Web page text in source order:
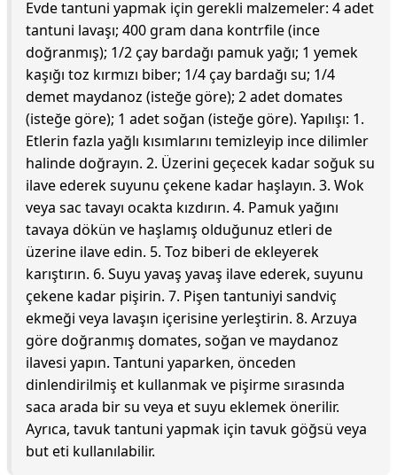
Evde tantuni yapmak için gerekli malzemeler: 4 adet
tantuni lavaşı; 400 gram dana kontrfile (ince
doğranmış); 1/2 çay bardağı pamuk yağı; 1 yemek
kaşığı toz kırmızı biber; 1/4 çay bardağı su; 1/4
demet maydanoz (isteğe göre); 2 adet domates
(isteğe göre); 1 adet soğan (isteğe göre). Yapılışı: 1.
Etlerin fazla yağlı kısımlarını temizleyip ince dilimler
halinde doğrayın. 2. Üzerini geçecek kadar soğuk su
ilave ederek suyunu çekene kadar haşlayın. 3. Wok
veya sac tavayı ocakta kızdırın. 4. Pamuk yağını
tavaya dökün ve haşlamış olduğunuz etleri de
üzerine ilave edin. 5. Toz biberi de ekleyerek
karıştırın. 6. Suyu yavaş yavaş ilave ederek, suyunu
çekene kadar pişirin. 7. Pişen tantuniyi sandviç
ekmeği veya lavaşın içerisine yerleştirin. 8. Arzuya
göre doğranmış domates, soğan ve maydanoz
ilavesi yapın. Tantuni yaparken, önceden
dinlendirilmiş et kullanmak ve pişirme sırasında
saca arada bir su veya et suyu eklemek önerilir.
Ayrıca, tavuk tantuni yapmak için tavuk göğsü veya
but eti kullanılabilir.